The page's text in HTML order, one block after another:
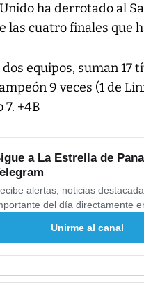
ha derrotado al
las cuatro finales que
equipos, suman 17
9 veces (1 de
7. +4B
a La Estrella de
alertas, noticias
del día directamente
Unirme al canal